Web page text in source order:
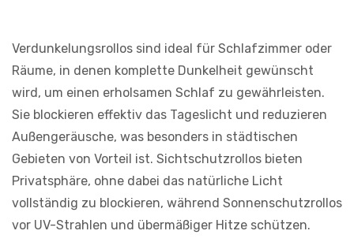
Verdunkelungsrollos sind ideal für Schlafzimmer oder
Räume, in denen komplette Dunkelheit gewünscht
wird, um einen erholsamen Schlaf zu gewährleisten.
Sie blockieren effektiv das Tageslicht und reduzieren
Außengeräusche, was besonders in städtischen
Gebieten von Vorteil ist. Sichtschutzrollos bieten
Privatsphäre, ohne dabei das natürliche Licht
vollständig zu blockieren, während Sonnenschutzrollos
vor UV-Strahlen und übermäßiger Hitze schützen.